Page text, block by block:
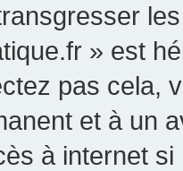
» est
pas cela,
et à un
à internet